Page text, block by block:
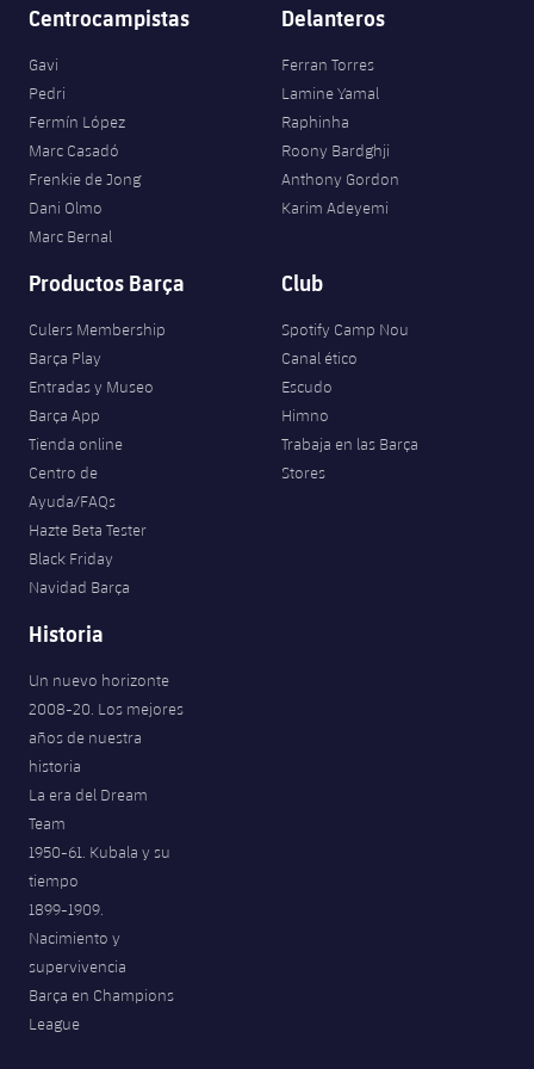
Jugadores
Historia
Palmarés
Clasificaciones
Juvenil
Alevín
Noticias
Masculino
Agenda
Baloncesto en silla de ruedas
plusicon
más
Actualidad
Jugadores
Calendario
Clasificaciones
Hockey sobre hielo
plusicon
más
Actualidad
Jugadores
Calendario
Resultados
Clasificaciones
Hockey hierba
Hockey Hierba Masculino
Hockey Hierba Femenino
Actualidad
Plantilla
Escuela de Patinaje
Rugby
plusicon
más
Actualidad
Jugadores
Resultados
Clasificaciones
Fotos
Voleibol
plusicon
más
Noticias
Voleibol femenino
Apúntate a las amateurs
plusicon
más
Apúntate a las amateurs
Carnet de las Secciones Amateurs
League of Legends
Centrocampistas
Gavi
Pedri
Fermín López
Marc Casadó
Frenkie de Jong
Dani Olmo
Marc Bernal
Delanteros
Ferran Torres
Lamine Yamal
Raphinha
Roony Bardghji
Anthony Gordon
Karim Adeyemi
Productos Barça
Culers Membership
Barça Play
Entradas y Museo
Barça App
Tienda online
Centro de
Ayuda/FAQs
Hazte Beta Tester
Black Friday
Navidad Barça
Club
Spotify Camp Nou
Canal ético
Escudo
Himno
Trabaja en las Barça
Stores
Historia
Un nuevo horizonte
2008-20. Los mejores
años de nuestra
historia
La era del Dream
Team
1950-61. Kubala y su
tiempo
1899-1909.
Nacimiento y
supervivencia
Barça en Champions
League